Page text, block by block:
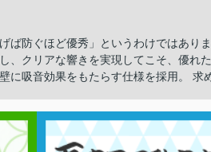
ば防ぐほど優秀」というわけではありま
、クリアな響きを実現してこそ、優れ
に吸音効果をもたらす仕様を採用。 求